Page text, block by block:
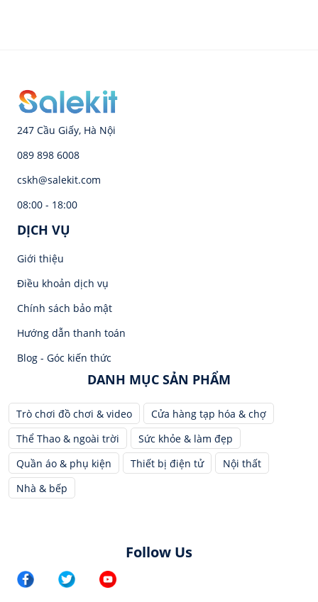
247 Cầu Giấy, Hà Nội
089 898 6008
cskh@salekit.com
08:00 - 18:00
DỊCH VỤ
Giới thiệu
Điều khoản dịch vụ
Chính sách bảo mật
Hướng dẫn thanh toán
Blog - Góc kiến thức
DANH MỤC SẢN PHẨM
Trò chơi đồ chơi & video
Cửa hàng tạp hóa & chợ
Thể Thao & ngoài trời
Sức khỏe & làm đẹp
Quần áo & phụ kiện
Thiết bị điện tử
Nội thất
Nhà & bếp
Follow Us